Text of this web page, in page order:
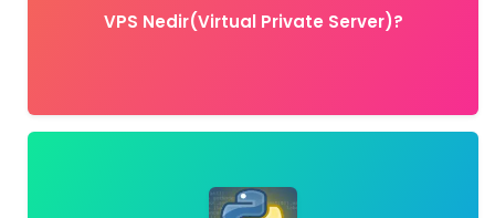
VPS Nedir(Virtual Private Server)?